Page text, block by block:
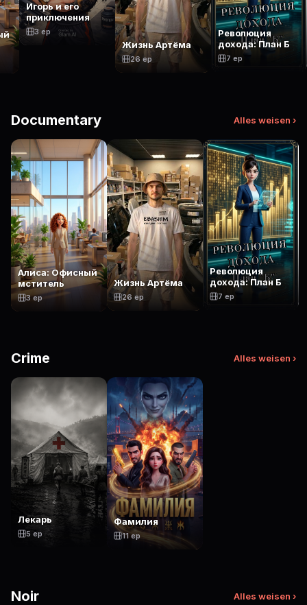
Игорь и его
приключения
3 ep
Жизнь Артёма
26 ep
Революция
дохода: План Б
7 ep
Documentary Alles weisen ›
Алиса: Офисный
мститель
3 ep
Жизнь Артёма
26 ep
Революция
дохода: План Б
7 ep
Crime Alles weisen ›
Лекарь
5 ep
Фамилия
11 ep
Noir Alles weisen ›